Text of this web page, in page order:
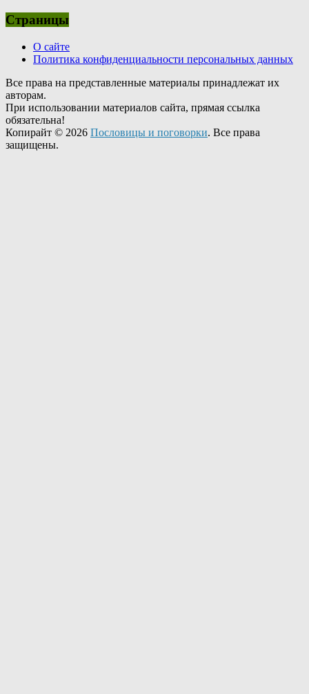
Страницы
О сайте
Политика конфиденциальности персональных данных
Все права на представленные материалы принадлежат их
авторам.
При использовании материалов сайта, прямая ссылка
обязательна!
Копирайт © 2026 Пословицы и поговорки. Все права
защищены.